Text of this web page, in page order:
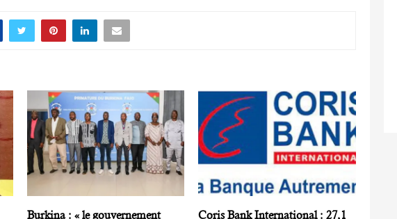
Burkina : « le gouvernement
Coris Bank International : 27,1